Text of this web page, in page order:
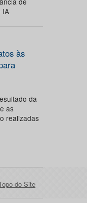
IA
às
da
as
realizadas
do Site